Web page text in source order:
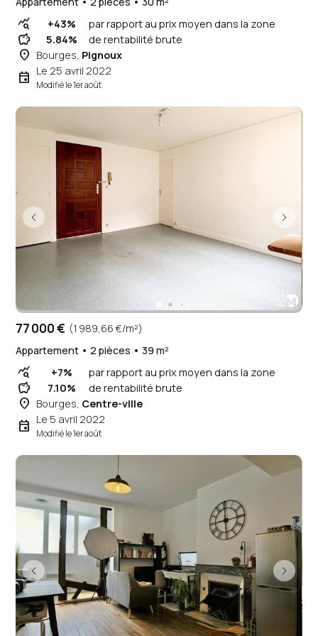
query_stats +43% par rapport au prix moyen dans la zone
savings 5.84% de rentabilité brute
place Bourges, Pignoux
event Le 25 avril 2022
Modifié le 1er août
77 000 € (1 989,66 €/m²)
Appartement • 2 pièces • 39 m²
query_stats +7% par rapport au prix moyen dans la zone
savings 7.10% de rentabilité brute
place Bourges, Centre-ville
event Le 5 avril 2022
Modifié le 1er août